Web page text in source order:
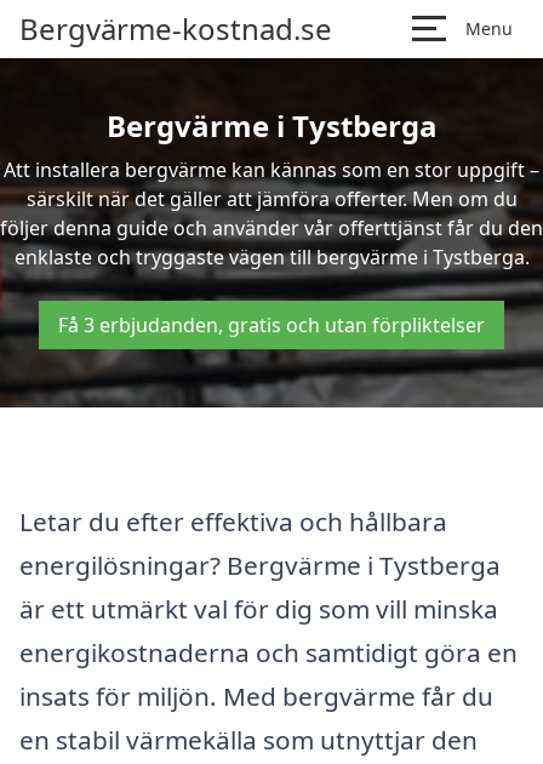
Bergvärme-kostnad.se Menu
Bergvärme i Tystberga
Att installera bergvärme kan kännas som en stor uppgift –
särskilt när det gäller att jämföra offerter. Men om du
följer denna guide och använder vår offerttjänst får du den
enklaste och tryggaste vägen till bergvärme i Tystberga.
Få 3 erbjudanden, gratis och utan förpliktelser
Letar du efter effektiva och hållbara
energilösningar? Bergvärme i Tystberga
är ett utmärkt val för dig som vill minska
energikostnaderna och samtidigt göra en
insats för miljön. Med bergvärme får du
en stabil värmekälla som utnyttjar den